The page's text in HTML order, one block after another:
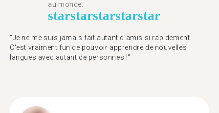
au monde.
starstarstarstarstar
"Je ne me suis jamais fait autant d'amis si rapidement.
C'est vraiment fun de pouvoir apprendre de nouvelles
langues avec autant de personnes !"